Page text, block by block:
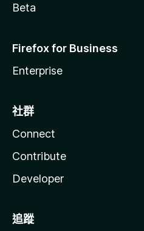
Beta
Firefox for Business
Enterprise
社群
Connect
Contribute
Developer
追蹤